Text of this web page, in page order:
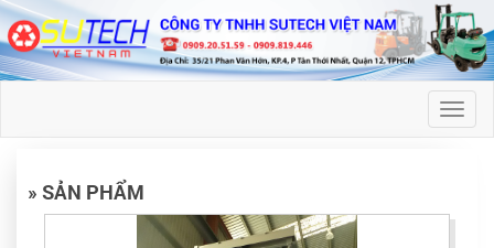
» SẢN PHẨM